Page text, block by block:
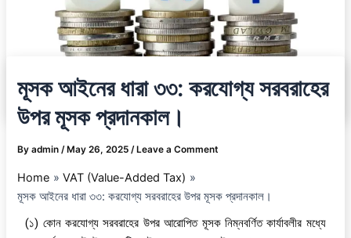
মূসক আইনের ধারা ৩৩: করযোগ্য সরবরাহের
উপর মূসক প্রদানকাল।
Byadmin/ May 26, 2025/ Leave a Comment
Home
VAT (Value-Added Tax)
মূসক আইনের ধারা ৩৩: করযোগ্য সরবরাহের উপর মূসক প্রদানকাল।
(১) কোন করযোগ্য সরবরাহের উপর আরোপিত মূসক নিম্নবর্ণিত কার্যাবলীর মধ্যে